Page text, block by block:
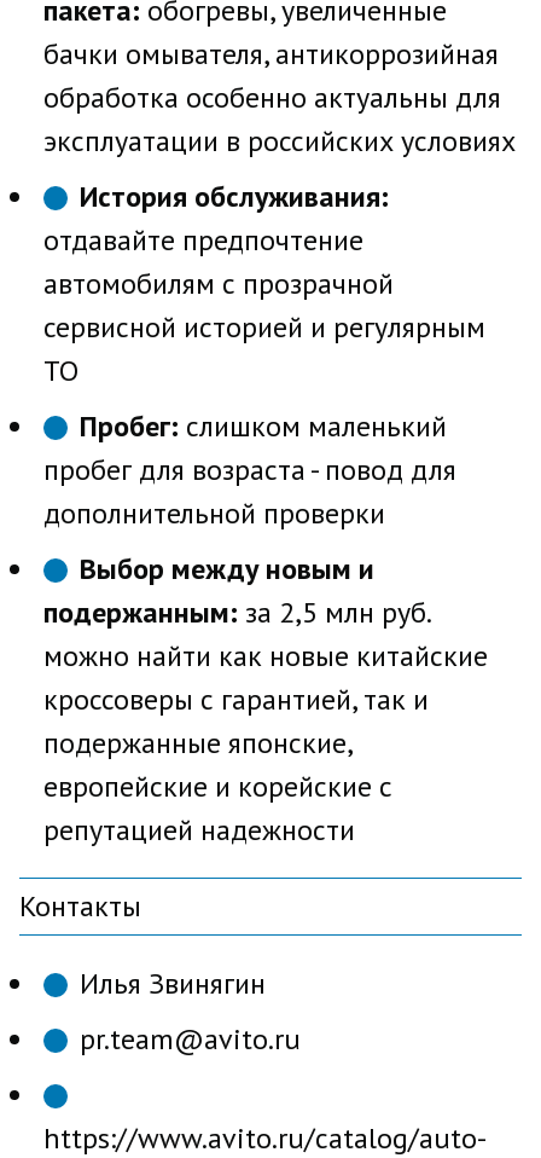
пакета: обогревы, увеличенные
бачки омывателя, антикоррозийная
обработка особенно актуальны для
эксплуатации в российских условиях
История обслуживания:
отдавайте предпочтение
автомобилям с прозрачной
сервисной историей и регулярным
ТО
Пробег: слишком маленький
пробег для возраста - повод для
дополнительной проверки
Выбор между новым и
подержанным: за 2,5 млн руб.
можно найти как новые китайские
кроссоверы с гарантией, так и
подержанные японские,
европейские и корейские с
репутацией надежности
Контакты
Илья Звинягин
pr.team@avito.ru
https://www.avito.ru/catalog/auto-